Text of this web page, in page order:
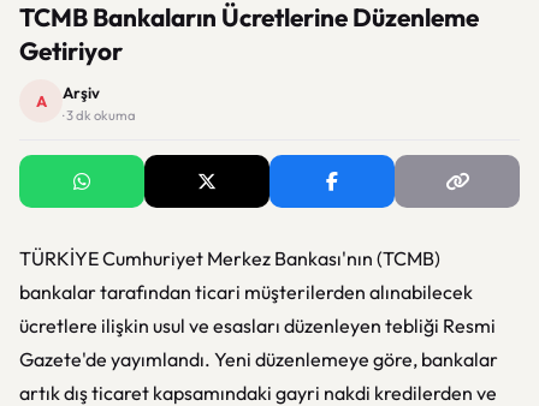
TCMB Bankaların Ücretlerine Düzenleme
Getiriyor
A Arşiv
· 3 dk okuma
TÜRKİYE Cumhuriyet Merkez Bankası'nın (TCMB)
bankalar tarafından ticari müşterilerden alınabilecek
ücretlere ilişkin usul ve esasları düzenleyen tebliği Resmi
Gazete'de yayımlandı. Yeni düzenlemeye göre, bankalar
artık dış ticaret kapsamındaki gayri nakdi kredilerden ve